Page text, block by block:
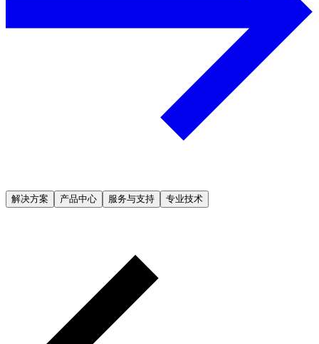
解决方案 产品中心 服务与支持 专业技术